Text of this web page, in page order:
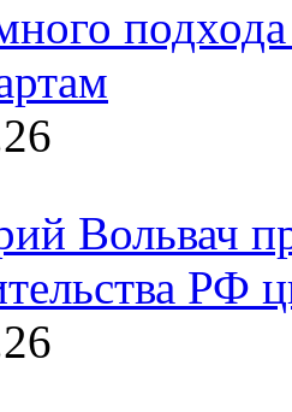
Вольвач
РФ